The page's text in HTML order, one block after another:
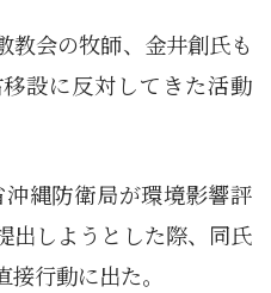
教会の牧師、金井創氏も
設に反対してきた活動
縄防衛局が環境影響評
出しようとした際、同氏
行動に出た。